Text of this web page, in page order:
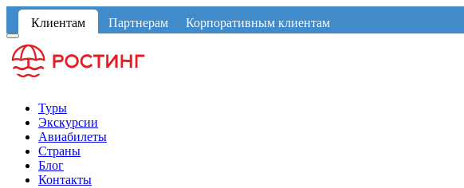
Клиентам Партнерам Корпоративным клиентам
Туры
Экскурсии
Авиабилеты
Страны
Блог
Контакты